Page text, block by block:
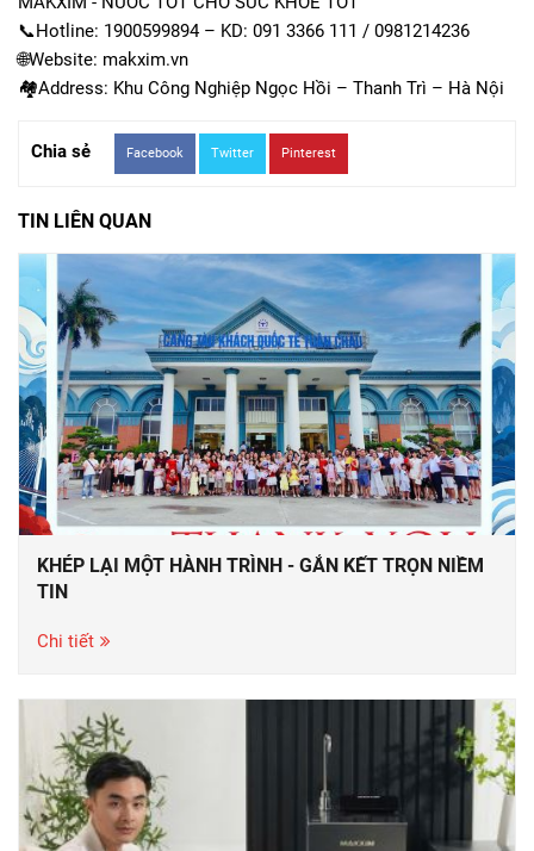
📞Hotline: 1900599894 – KD: 091 3366 111 / 0981214236
🌐Website: makxim.vn
🏘Address: Khu Công Nghiệp Ngọc Hồi – Thanh Trì – Hà Nội
Chia sẻ Facebook Twitter Pinterest
TIN LIÊN QUAN
KHÉP LẠI MỘT HÀNH TRÌNH - GẮN KẾT TRỌN NIỀM
TIN
Chi tiết